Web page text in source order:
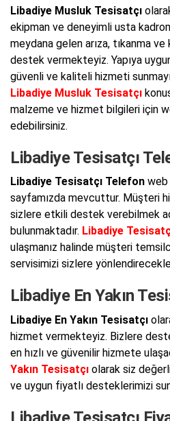
Libadiye Musluk Tesisatçı
ekipman ve deneyimli usta
meydana gelen arıza, tıkanma ve
destek vermekteyiz. Yapıya
güvenli ve kaliteli hizmeti
Libadiye Musluk Tesisatçı
malzeme ve hizmet bilgileri için
edebilirsiniz.
Libadiye Tesisatçı
Libadiye Tesisatçı Telefon web
sayfamızda mevcuttur. Müşteri
sizlere etkili destek verebilmek
bulunmaktadır. Libadiye
ulaşmanız halinde müşteri
servisimizi sizlere
Libadiye En Yakın
Libadiye En Yakın Tesisatçı
hizmet vermekteyiz. Bizlere
en hızlı ve güvenilir hizmete
Yakın Tesisatçı olarak siz
ve uygun fiyatlı desteklerimizi